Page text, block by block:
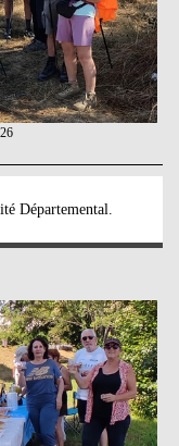
Départemental.